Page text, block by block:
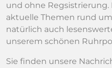
und ohne
aktuelle Themen rund
natürlich auch
unserem schönen
Sie finden unsere